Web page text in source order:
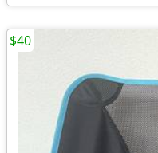
$40